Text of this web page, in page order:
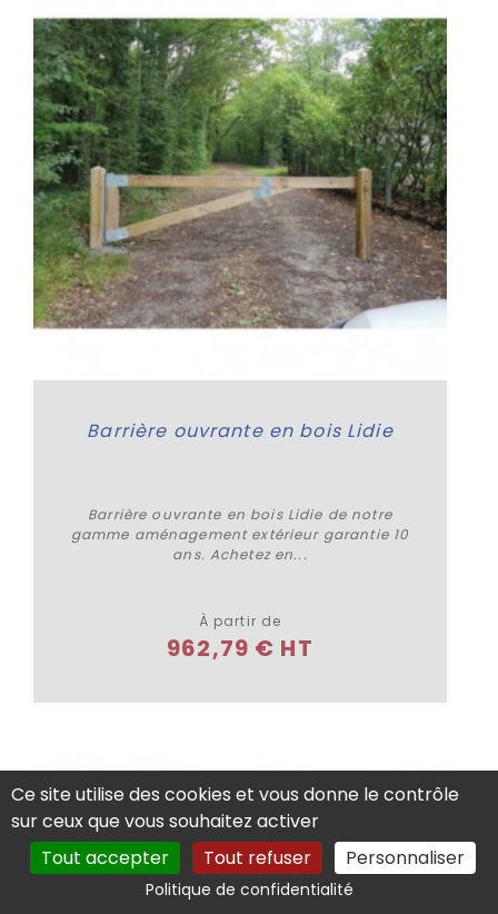
Barrière ouvrante en bois Lidie
Barrière ouvrante en bois Lidie de notre
gamme aménagement extérieur garantie 10
ans. Achetez en...
À partir de
962,79 € HT
Ce site utilise des cookies et vous donne le contrôle
sur ceux que vous souhaitez activer
Tout accepter
Tout refuser Personnaliser
Politique de confidentialité